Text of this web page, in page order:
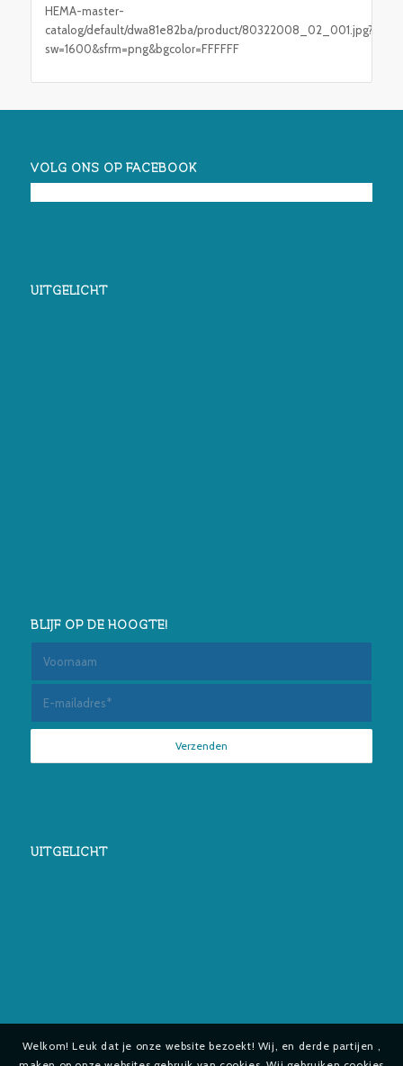
HEMA-master-
catalog/default/dwa81e82ba/product/80322008_02_001.jpg?
sw=1600&sfrm=png&bgcolor=FFFFFF
VOLG ONS OP FACEBOOK
UITGELICHT
BLIJF OP DE HOOGTE!
UITGELICHT
Welkom! Leuk dat je onze website bezoekt! Wij, en derde partijen ,